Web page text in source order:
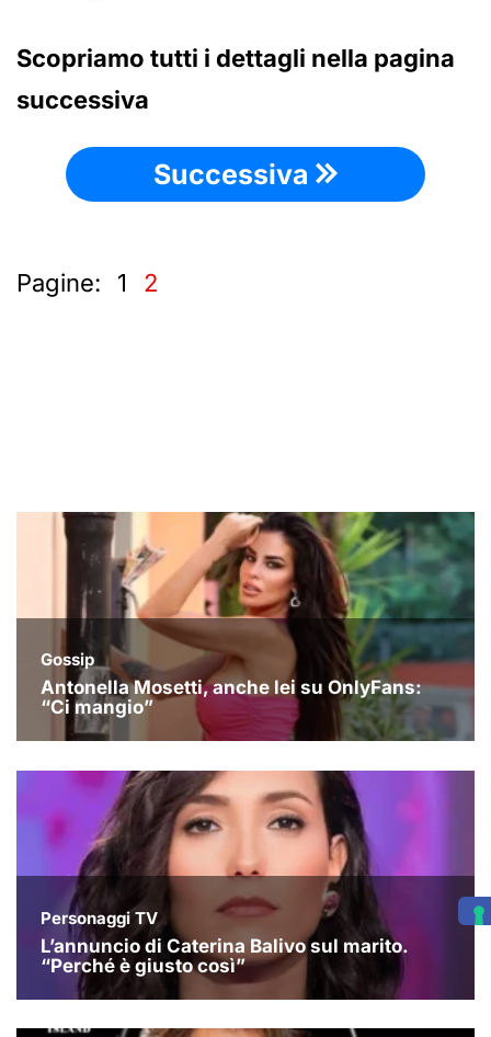
Scopriamo tutti i dettagli nella pagina
successiva
Successiva
Pagine: 1 2